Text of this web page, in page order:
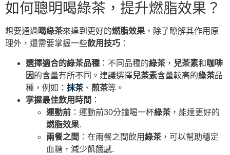
如何聰明喝綠茶，提升燃脂效果？
想要通過喝綠茶來達到更好的燃脂效果 ，除了瞭解其作用原
理外，還需要掌握一些飲用技巧 ：
選擇適合的綠茶品種 ：不同品種的綠茶， 兒茶素和 咖啡
因的含量有所不同。建議選擇兒茶素含量較高的綠茶品
種，例如： 抹茶、 煎茶等。
掌握最佳飲用時間 ：
運動前 ：運動前30分鐘喝一杯綠茶，能達更好的
燃脂效果.
兩餐之間 ：在兩餐之間飲用綠茶，可以幫助穩定
血糖，減少飢餓感.